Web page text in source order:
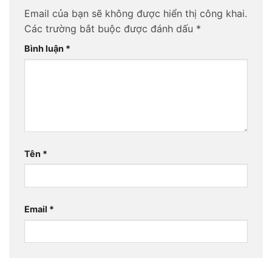
Email của bạn sẽ không được hiển thị công khai.
Các trường bắt buộc được đánh dấu *
Bình luận *
Tên *
Email *